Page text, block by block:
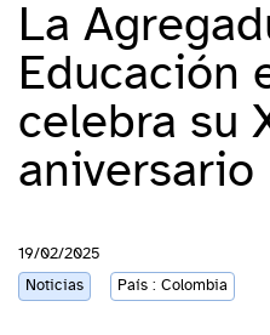
La
Educación
celebra su
aniversario
19/02/2025
Noticias País : Colombia